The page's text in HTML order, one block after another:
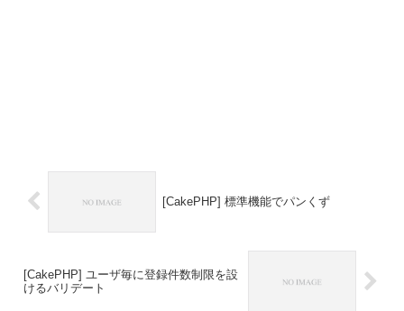
[CakePHP] 標準機能でパンくず
[CakePHP] ユーザ毎に登録件数制限を設
けるバリデート